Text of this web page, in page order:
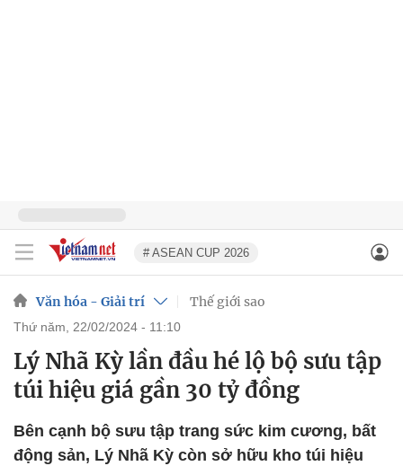
# ASEAN CUP 2026
Văn hóa - Giải trí Thế giới sao
thứ năm, 22/02/2024 - 11:10
Lý Nhã Kỳ lần đầu hé lộ bộ sưu tập
túi hiệu giá gần 30 tỷ đồng
Bên cạnh bộ sưu tập trang sức kim cương, bất
động sản, Lý Nhã Kỳ còn sở hữu kho túi hiệu